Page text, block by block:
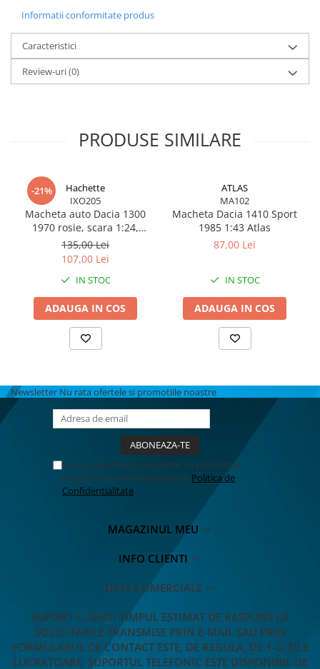
Informatii conformitate produs
Caracteristici
Review-uri(0)
PRODUSE SIMILARE
-21%
Hachette
IXO205
Macheta auto Dacia 1300
1970 rosie, scara 1:24,
miniatura metalica pentru
colectie
135,00 Lei
107,00 Lei
IN STOC
ADAUGA IN COS
ATLAS
MA102
Macheta Dacia 1410 Sport
1985 1:43 Atlas
87,00 Lei
IN STOC
ADAUGA IN COS
Newsletter Nu rata ofertele si promotiile noastre
Vreau sa primesc newsletter cu promotiile
magazinului. Afla mai multe in Politica de
Confidentialitate
MAGAZINUL MEU
INFO CLIENTI
DATE COMERCIALE
SUPORT CLIENTI TIMPUL ESTIMAT DE RASPUNS LA
SOLICITARILE TRANSMISE PRIN E-MAIL SAU PRIN
FORMULARUL DE CONTACT ESTE, DE REGULA, DE 1–2 ZILE
LUCRATOARE. SUPORTUL TELEFONIC ESTE DISPONIBIL DE